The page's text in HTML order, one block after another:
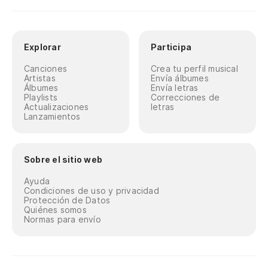
Explorar
Canciones
Artistas
Álbumes
Playlists
Actualizaciones
Lanzamientos
Participa
Crea tu perfil musical
Envía álbumes
Envía letras
Correcciones de
letras
Sobre el sitio web
Ayuda
Condiciones de uso y privacidad
Protección de Datos
Quiénes somos
Normas para envío